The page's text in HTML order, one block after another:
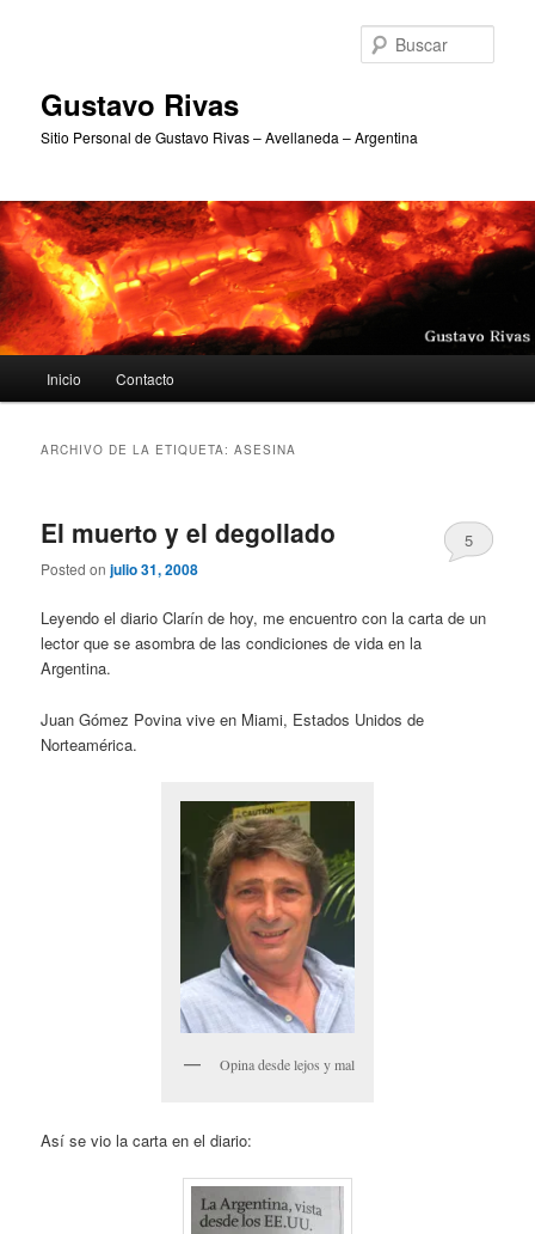
Gustavo Rivas
Sitio Personal de Gustavo Rivas – Avellaneda – Argentina
principal
Inicio Contacto
ARCHIVO DE LA ETIQUETA:ASESINA
El muerto y el degollado
Posted onjulio 31, 2008
5
Leyendo el diario Clarín de hoy, me encuentro con la carta de un
lector que se asombra de las condiciones de vida en la
Argentina.
Juan Gómez Povina vive en Miami, Estados Unidos de
Norteamérica.
Opina desde lejos y mal
Así se vio la carta en el diario: